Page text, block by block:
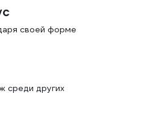
своей форме
среди других